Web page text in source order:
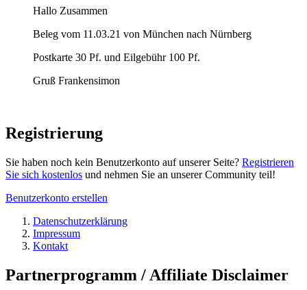
Hallo Zusammen
Beleg vom 11.03.21 von München nach Nürnberg
Postkarte 30 Pf. und Eilgebühr 100 Pf.
Gruß Frankensimon
Registrierung
Sie haben noch kein Benutzerkonto auf unserer Seite? Registrieren
Sie sich kostenlos und nehmen Sie an unserer Community teil!
Benutzerkonto erstellen
Datenschutzerklärung
Impressum
Kontakt
Partnerprogramm / Affiliate Disclaimer